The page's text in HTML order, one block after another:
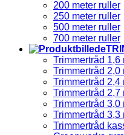
200 meter ruller
250 meter ruller
500 meter ruller
700 meter ruller
Trimmertråd 1,6
Trimmertråd 2,0
Trimmertråd 2,4
Trimmertråd 2,7
Trimmertråd 3,0
Trimmertråd 3,3
Trimmertråd